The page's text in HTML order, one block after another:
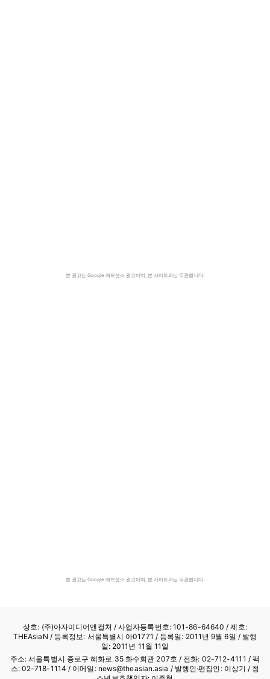
본 광고는 Google 애드센스 광고이며, 본 사이트와는 무관합니다.
본 광고는 Google 애드센스 광고이며, 본 사이트와는 무관합니다.
상호: (주)아자미디어앤컬처 /사업자등록번호: 101-86-64640 / 제호:
THEAsiaN / 등록정보: 서울특별시 아01771 / 등록일: 2011년 9월 6일 / 발행
일: 2011년 11월 11일
주소: 서울특별시 종로구 혜화로 35 화수회관 207호 / 전화: 02-712-4111 / 팩
스: 02-718-1114 / 이메일: news@theasian.asia / 발행인·편집인: 이상기 / 청